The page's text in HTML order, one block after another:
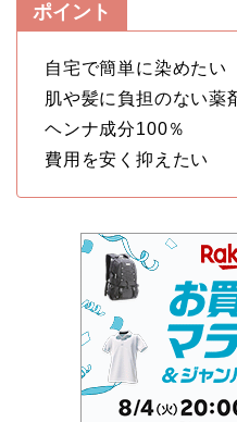
ポイント
自宅で簡単に染めたい
肌や髪に負担のない薬
ヘンナ成分100％
費用を安く抑えたい